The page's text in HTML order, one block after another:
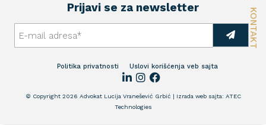
KONTAKT
Prijavi se za newsletter
© Copyright 2026 Advokat Lucija Vranešević Grbić | Izrada web sajta: ATEC
Technologies
Politika privatnosti Uslovi korišćenja veb sajta